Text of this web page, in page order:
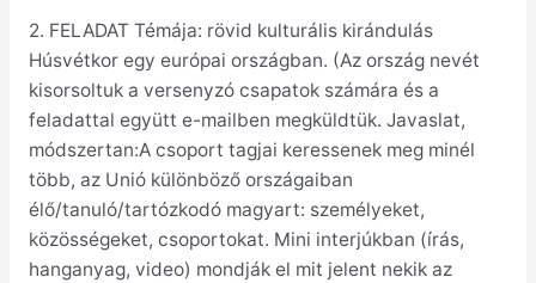
2. FELADAT Témája: rövid kulturális kirándulás
Húsvétkor egy európai országban. (Az ország nevét
kisorsoltuk a versenyzó csapatok számára és a
feladattal együtt e-mailben megküldtük. Javaslat,
módszertan:A csoport tagjai keressenek meg minél
több, az Unió különböző országaiban
élő/tanuló/tartózkodó magyart: személyeket,
közösségeket, csoportokat. Mini interjúkban (írás,
hanganyag, video) mondják el mit jelent nekik az
–
2.
feladat